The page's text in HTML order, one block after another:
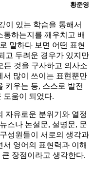
황준영
이 있는 학습을 통해서
하는지를 깨우치고 배
말하다 보면 어떤 표현
고 두려운 경우가 있지만
든 것을 구사하고 의사소
서 많이 쓰이는 표현뿐만
키우는 등, 스스로 발전
도움이 되었다.
자유로운 분위기와 열정
스나 논설문, 설명문, 문
성원들이 서로의 생각과
영어의 표현력과 이해
장점이라고 생각한다.